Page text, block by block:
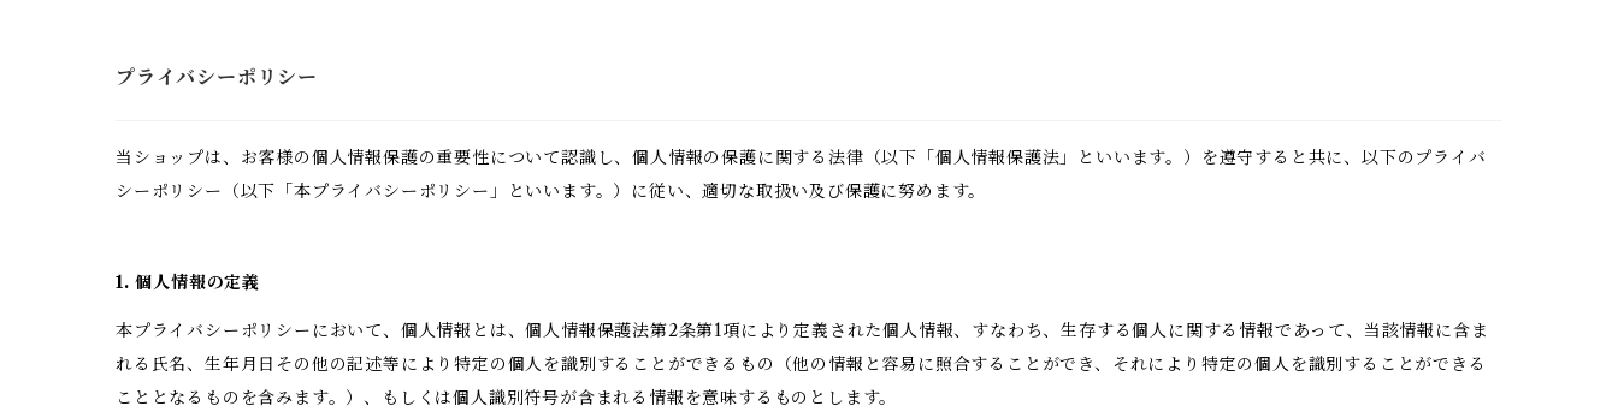
プライバシーポリシー
当ショップは、お客様の個人情報保護の重要性について認識し、個人情報の保護に関する法律（以下「個人情報保護法」といいます。）を遵守すると共に、以下のプライバ
シーポリシー（以下「本プライバシーポリシー」といいます。）に従い、適切な取扱い及び保護に努めます。
1. 個人情報の定義
本プライバシーポリシーにおいて、個人情報とは、個人情報保護法第2条第1項により定義された個人情報、すなわち、生存する個人に関する情報であって、当該情報に含ま
れる氏名、生年月日その他の記述等により特定の個人を識別することができるもの（他の情報と容易に照合することができ、それにより特定の個人を識別することができる
こととなるものを含みます。）、もしくは個人識別符号が含まれる情報を意味するものとします。